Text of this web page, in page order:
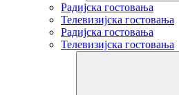
Радијска гостовања
Телевизијска гостовања
Радијска гостовања
Телевизијска гостовања